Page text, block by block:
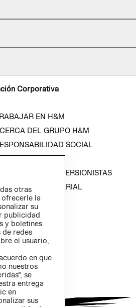
Corporativa
EN H&M
DEL GRUPO H&M
SOCIAL
CON INVERSIONISTAS
EMPRESARIAL
otras
la
su
publicidad
y boletines
de redes
el usuario,
en que
nuestros
se
entrega
en
sus